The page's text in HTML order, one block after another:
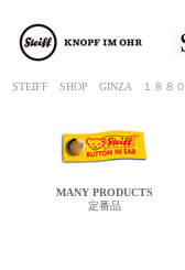
STEIFF SHOP GINZA １８８
MANY PRODUCTS
定番品